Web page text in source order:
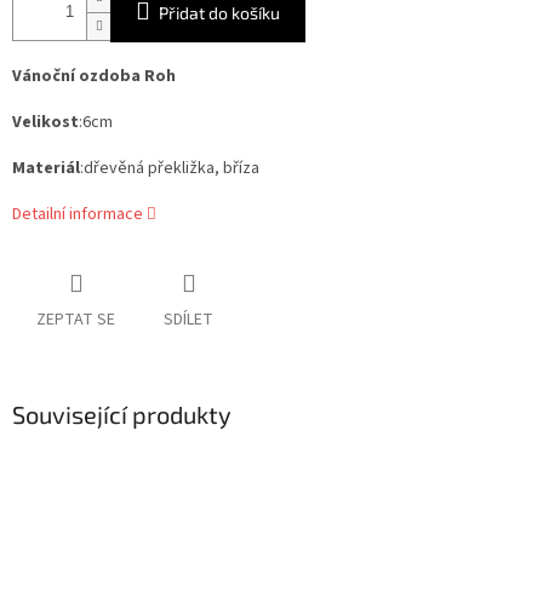
Přidat do košíku
Vánoční ozdoba Roh
Velikost:6cm
Materiál:dřevěná překližka, bříza
Detailní informace
ZEPTAT SE SDÍLET
Související produkty